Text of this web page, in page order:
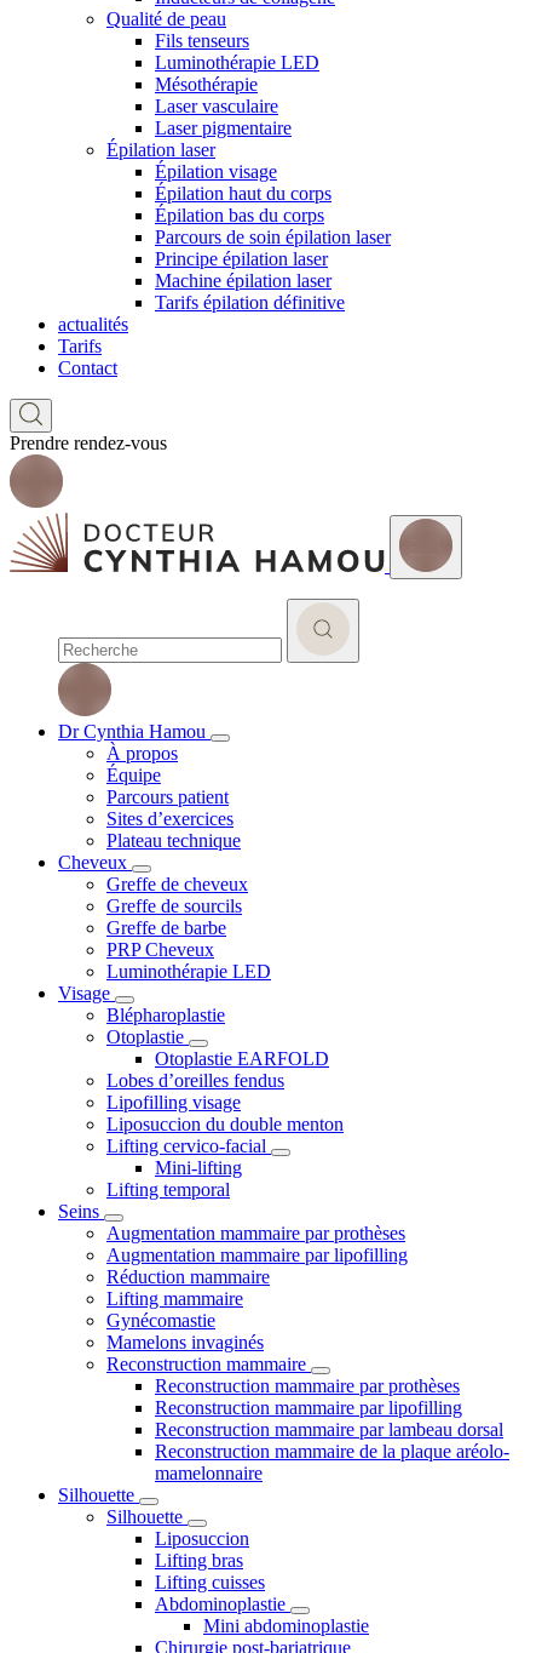
Qualité de peau
Fils tenseurs
Luminothérapie LED
Mésothérapie
Laser vasculaire
Laser pigmentaire
Épilation laser
Épilation visage
Épilation haut du corps
Épilation bas du corps
Parcours de soin épilation laser
Principe épilation laser
Machine épilation laser
Tarifs épilation définitive
actualités
Tarifs
Contact
Prendre rendez-vous
Dr Cynthia Hamou
À propos
Équipe
Parcours patient
Sites d’exercices
Plateau technique
Cheveux
Greffe de cheveux
Greffe de sourcils
Greffe de barbe
PRP Cheveux
Luminothérapie LED
Visage
Blépharoplastie
Otoplastie
Otoplastie EARFOLD
Lobes d’oreilles fendus
Lipofilling visage
Liposuccion du double menton
Lifting cervico-facial
Mini-lifting
Lifting temporal
Seins
Augmentation mammaire par prothèses
Augmentation mammaire par lipofilling
Réduction mammaire
Lifting mammaire
Gynécomastie
Mamelons invaginés
Reconstruction mammaire
Reconstruction mammaire par prothèses
Reconstruction mammaire par lipofilling
Reconstruction mammaire par lambeau dorsal
Reconstruction mammaire de la plaque aréolo-
mamelonnaire
Silhouette
Silhouette
Liposuccion
Lifting bras
Lifting cuisses
Abdominoplastie
Mini abdominoplastie
Chirurgie post-bariatrique